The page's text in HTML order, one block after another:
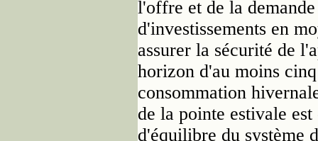
l'offre et de la
d'investissements en
assurer la sécurité de
horizon d'au moins
consommation
de la pointe estivale
d'équilibre du système